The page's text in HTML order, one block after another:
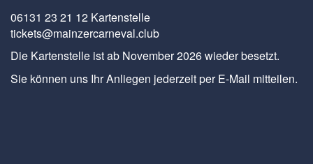
06131 23 21 12 Kartenstelle
tickets@mainzercarneval.club
Die Kartenstelle ist ab November 2026 wieder besetzt.
Sie können uns Ihr Anliegen jederzeit per E-Mail mitteilen.